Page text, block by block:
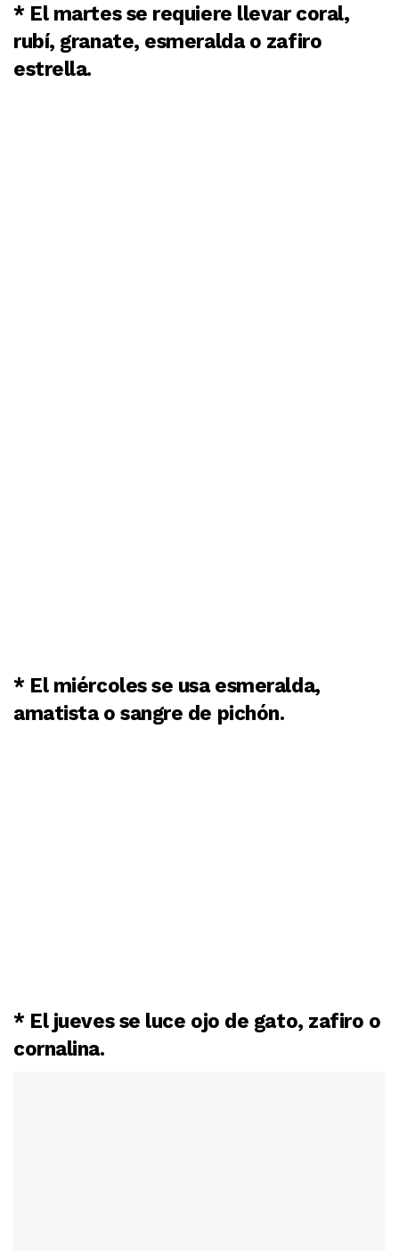
* El martes se requiere llevar coral,
rubí, granate, esmeralda o zafiro
estrella.
* El miércoles se usa esmeralda,
amatista o sangre de pichón.
* El jueves se luce ojo de gato, zafiro o
cornalina.